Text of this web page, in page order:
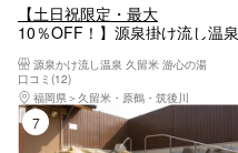
【土日祝限定・最大
10％OFF！】源泉掛け流し温泉
ン(2026.8/13-8/16利用不可
源泉かけ流し温泉 久留米 游心の湯
口コミ(12)
福岡県
久留米・原鶴・筑後川
7位